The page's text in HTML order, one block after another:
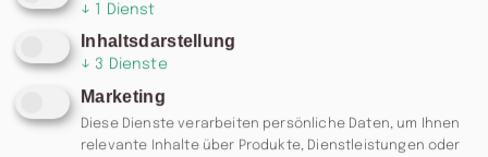
↓ 1 Dienst
Inhaltsdarstellung
↓ 3 Dienste
Marketing
Diese Dienste verarbeiten persönliche Daten, um Ihnen
relevante Inhalte über Produkte, Dienstleistungen oder